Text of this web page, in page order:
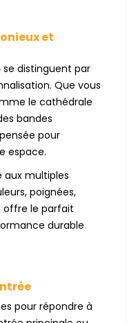
et
se distinguent par
Que vous
le cathédrale
bandes
pour
espace.
aux multiples
poignées,
offre le parfait
durable.
pour répondre à